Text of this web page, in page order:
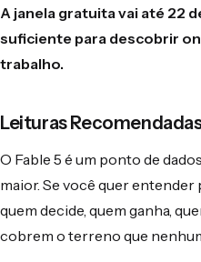
A janela gratuita vai até 22
suficiente para descobrir
trabalho.
Leituras
O Fable 5 é um ponto de
maior. Se você quer
quem decide, quem ganha,
cobrem o terreno que